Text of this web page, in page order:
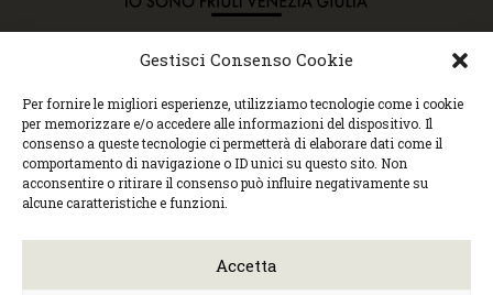
Gestisci Consenso Cookie
Per fornire le migliori esperienze, utilizziamo tecnologie come i cookie
per memorizzare e/o accedere alle informazioni del dispositivo. Il
consenso a queste tecnologie ci permetterà di elaborare dati come il
comportamento di navigazione o ID unici su questo sito. Non
acconsentire o ritirare il consenso può influire negativamente su
alcune caratteristiche e funzioni.
Accetta
Copyright © 2015 Cec, Tutti i diritti riservati. Nessun
contenuto può essere copiato o manipolato. Accedendo al
sito approvi la Policy sulla privacy e la Policy sui
contenuti.
Centro espressioni cinematografiche, via Villalta, 24 |
33100 Udine | tel. 0432 299545 | P.Iva 01295290306 |
cec@cecudine.org
504240